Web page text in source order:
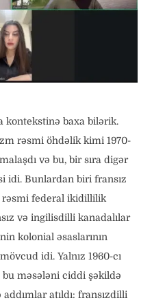
kontekstinə baxa bilərik.
rəsmi öhdəlik kimi 1970-
və bu, bir sıra digər
idi. Bunlardan biri fransız
rəsmi federal ikidillilik
və ingilisdilli kanadalılar
kolonial əsaslarının
idi. Yalnız 1960-cı
məsələni ciddi şəkildə
atıldı: fransızdilli